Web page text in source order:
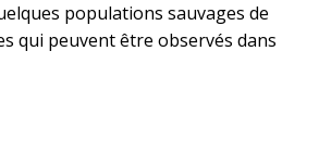
populations sauvages de
qui peuvent être observés dans